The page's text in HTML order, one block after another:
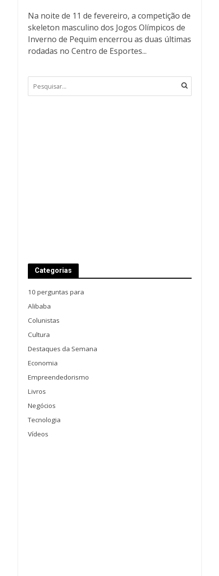
Na noite de 11 de fevereiro, a competição de
skeleton masculino dos Jogos Olímpicos de
Inverno de Pequim encerrou as duas últimas
rodadas no Centro de Esportes...
Categorias
10 perguntas para
Alibaba
Colunistas
Cultura
Destaques da Semana
Economia
Empreendedorismo
Livros
Negócios
Tecnologia
Vídeos